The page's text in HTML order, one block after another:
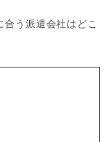
う派遣会社はどこ